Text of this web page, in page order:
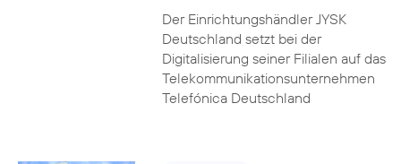
Der Einrichtungshändler JYSK
Deutschland setzt bei der
Digitalisierung seiner Filialen auf das
Telekommunikationsunternehmen
Telefónica Deutschland